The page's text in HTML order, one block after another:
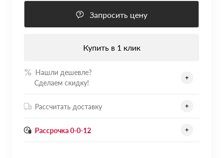
Запросить цену
Купить в 1 клик
Нашли дешевле?
Сделаем скидку!
Рассчитать доставку
Рассрочка 0-0-12